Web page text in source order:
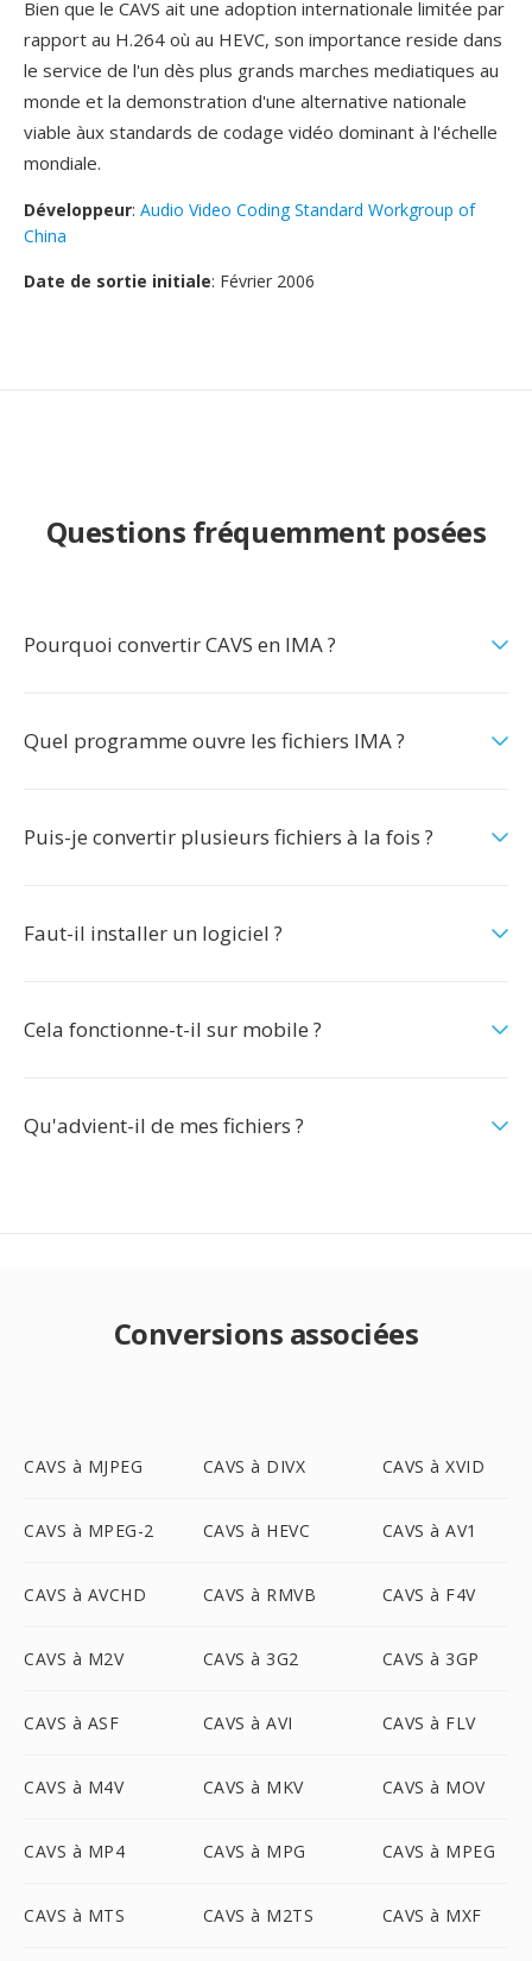
Bien que le CAVS ait une adoption internationale limitée par
rapport au H.264 où au HEVC, son importance reside dans
le service de l'un dès plus grands marches mediatiques au
monde et la demonstration d'une alternative nationale
viable àux standards de codage vidéo dominant à l'échelle
mondiale.
Développeur: Audio Video Coding Standard Workgroup of
China
Date de sortie initiale: Février 2006
Questions fréquemment posées
Pourquoi convertir CAVS en IMA ?
Quel programme ouvre les fichiers IMA ?
Puis-je convertir plusieurs fichiers à la fois ?
Faut-il installer un logiciel ?
Cela fonctionne-t-il sur mobile ?
Qu'advient-il de mes fichiers ?
Conversions associées
CAVS à MJPEG CAVS à DIVX CAVS à XVID
CAVS à MPEG-2 CAVS à HEVC CAVS à AV1
CAVS à AVCHD CAVS à RMVB CAVS à F4V
CAVS à M2V CAVS à 3G2 CAVS à 3GP
CAVS à ASF CAVS à AVI CAVS à FLV
CAVS à M4V CAVS à MKV CAVS à MOV
CAVS à MP4 CAVS à MPG CAVS à MPEG
CAVS à MTS CAVS à M2TS CAVS à MXF